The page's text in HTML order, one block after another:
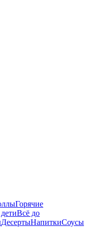
Горячие
Всё до
ДесертыНапиткиСоусы